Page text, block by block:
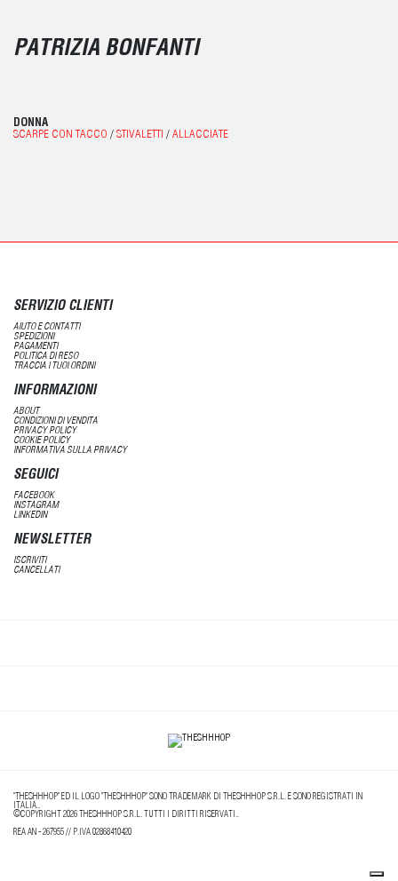
PATRIZIA BONFANTI
DONNA
SCARPE CON TACCO / STIVALETTI / ALLACCIATE
SERVIZIO CLIENTI
AIUTO E CONTATTI
SPEDIZIONI
PAGAMENTI
POLITICA DI RESO
TRACCIA I TUOI ORDINI
INFORMAZIONI
ABOUT
CONDIZIONI DI VENDITA
PRIVACY POLICY
COOKIE POLICY
INFORMATIVA SULLA PRIVACY
SEGUICI
FACEBOOK
INSTAGRAM
LINKEDIN
NEWSLETTER
ISCRIVITI
CANCELLATI
"THESHHHOP" ED IL LOGO "THESHHHOP" SONO TRADEMARK DI THESHHHOP S.R.L. E SONO REGISTRATI IN
ITALIA..
©COPYRIGHT 2026 THESHHHOP S.R.L. TUTTI I DIRITTI RISERVATI..
REA AN - 267955 // P.IVA 02868410420